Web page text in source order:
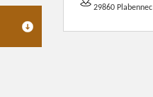
29860 Plabennec